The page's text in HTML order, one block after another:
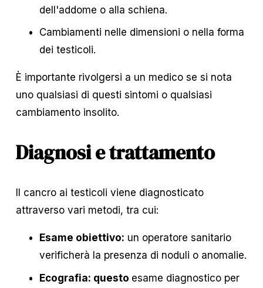
dell'addome o alla schiena.
Cambiamenti nelle dimensioni o nella forma
dei testicoli.
È importante rivolgersi a un medico se si nota
uno qualsiasi di questi sintomi o qualsiasi
cambiamento insolito.
Diagnosi e trattamento
Il cancro ai testicoli viene diagnosticato
attraverso vari metodi, tra cui:
Esame obiettivo: un operatore sanitario
verificherà la presenza di noduli o anomalie.
Ecografia: questo esame diagnostico per